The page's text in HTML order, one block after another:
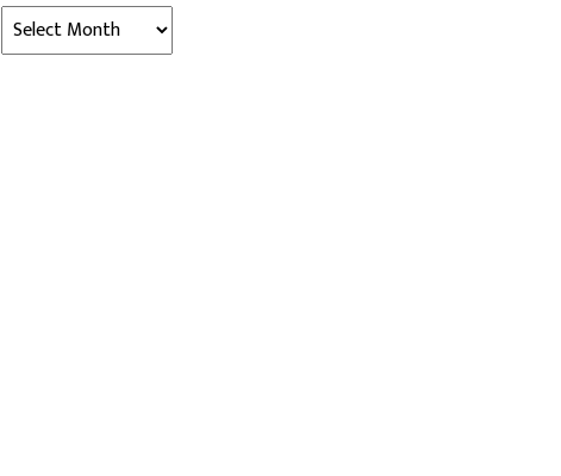
Archives